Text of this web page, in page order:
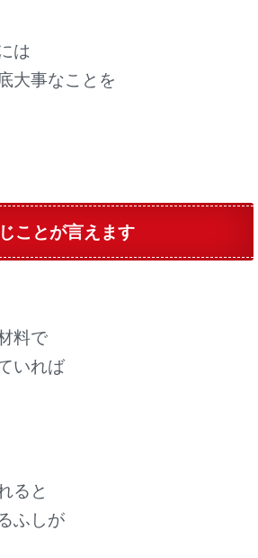
は
大事なことを
ことが言えます
料で
いれば
ると
ふしが